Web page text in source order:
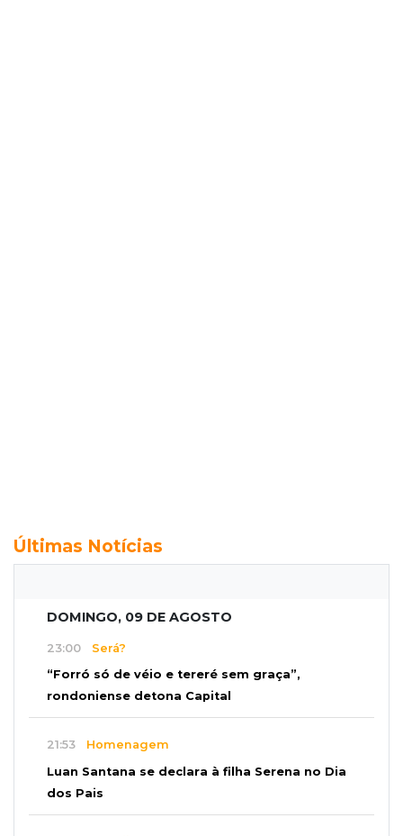
Últimas Notícias
DOMINGO, 09 DE AGOSTO
23:00 Será?
“Forró só de véio e tereré sem graça”,
rondoniense detona Capital
21:53 Homenagem
Luan Santana se declara à filha Serena no Dia
dos Pais